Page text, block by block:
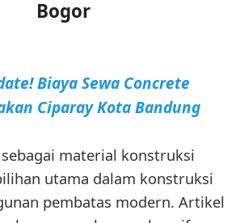
Bogor
Biaya Sewa Concrete
Ciparay Kota Bandung
material konstruksi
utama dalam konstruksi
pembatas modern. Artikel